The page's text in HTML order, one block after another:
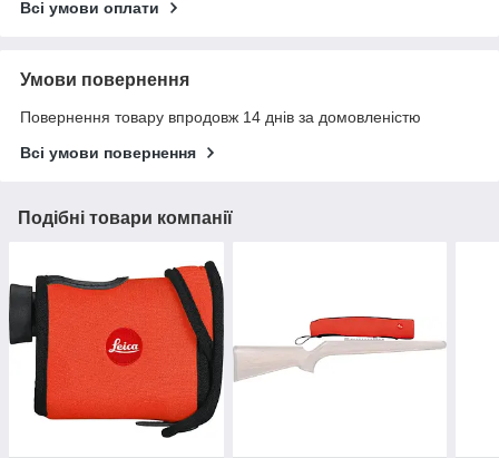
Всі умови оплати
Умови повернення
Повернення товару впродовж 14 днів за домовленістю
Всі умови повернення
Подібні товари компанії